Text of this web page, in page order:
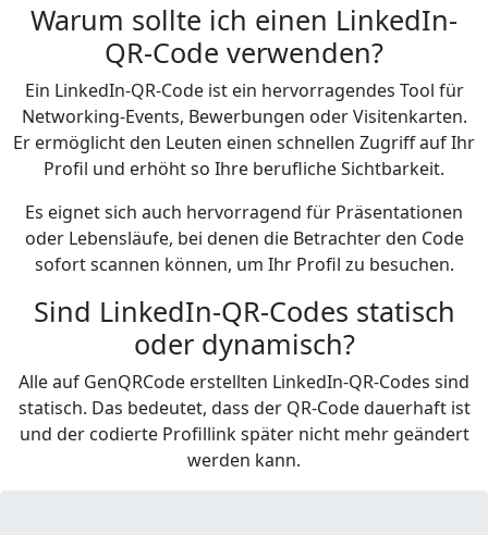
Warum sollte ich einen LinkedIn-
QR-Code verwenden?
Ein LinkedIn-QR-Code ist ein hervorragendes Tool für
Networking-Events, Bewerbungen oder Visitenkarten.
Er ermöglicht den Leuten einen schnellen Zugriff auf Ihr
Profil und erhöht so Ihre berufliche Sichtbarkeit.
Es eignet sich auch hervorragend für Präsentationen
oder Lebensläufe, bei denen die Betrachter den Code
sofort scannen können, um Ihr Profil zu besuchen.
Sind LinkedIn-QR-Codes statisch
oder dynamisch?
Alle auf GenQRCode erstellten LinkedIn-QR-Codes sind
statisch. Das bedeutet, dass der QR-Code dauerhaft ist
und der codierte Profillink später nicht mehr geändert
werden kann.